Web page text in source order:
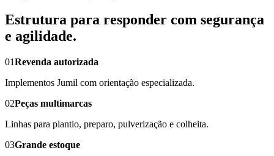
Estrutura para responder com segurança
e agilidade.
01Revenda autorizada
Implementos Jumil com orientação especializada.
02Peças multimarcas
Linhas para plantio, preparo, pulverização e colheita.
03Grande estoque